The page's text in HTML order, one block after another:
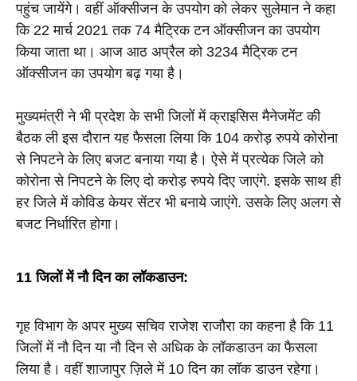
पहुंच जायेंगे। वहीं ऑक्सीजन के उपयोग को लेकर सुलेमान ने कहा
कि 22 मार्च 2021 तक 74 मैट्रिक टन ऑक्सीजन का उपयोग
किया जाता था। आज आठ अप्रैल को 3234 मैट्रिक टन
ऑक्सीजन का उपयोग बढ़ गया है।
मुख्यमंत्री ने भी प्रदेश के सभी जिलों में क्राइसिस मैनेजमेंट की
बैठक ली इस दौरान यह फैसला लिया कि 104 करोड़ रुपये कोरोना
से निपटने के लिए बजट बनाया गया है। ऐसे में प्रत्येक जिले को
कोरोना से निपटने के लिए दो करोड़ रुपये दिए जाएंगे. इसके साथ ही
हर जिले में कोविड केयर सेंटर भी बनाये जाएंगे. उसके लिए अलग से
बजट निर्धारित होगा।
11 जिलों में नौ दिन का लॉकडाउन:
गृह विभाग के अपर मुख्य सचिव राजेश राजौरा का कहना है कि 11
जिलों में नौ दिन या नौ दिन से अधिक के लॉकडाउन का फैसला
लिया है। वहीं शाजापुर ज़िले में 10 दिन का लॉक डाउन रहेगा।